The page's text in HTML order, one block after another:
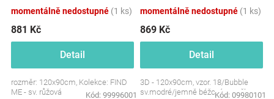
kostička)
momentálně nedostupné (1 ks)
881 Kč
Detail
rozměr: 120x90cm, Kolekce: FIND
ME - sv. růžová
Kód: 99996001
béžové proužky
momentálně nedostupné (1 ks)
869 Kč
Detail
3D - 120x90cm, vzor. 18/Bubble
sv.modré/jemně béžové proužky
Kód: 09980101